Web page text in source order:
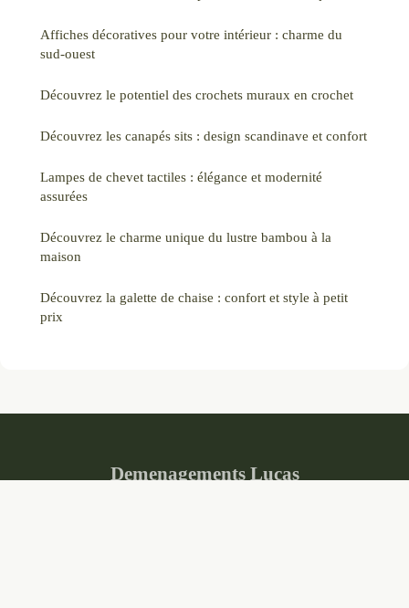
Affiches décoratives pour votre intérieur : charme du
sud-ouest
Découvrez le potentiel des crochets muraux en crochet
Découvrez les canapés sits : design scandinave et confort
Lampes de chevet tactiles : élégance et modernité
assurées
Découvrez le charme unique du lustre bambou à la
maison
Découvrez la galette de chaise : confort et style à petit
prix
Demenagements Lucas